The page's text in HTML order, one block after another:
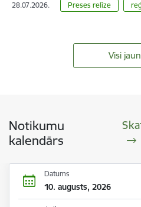
28.07.2026. Preses relīze
Visi
Notikumu
kalendārs
Datums
10. augusts, 2026